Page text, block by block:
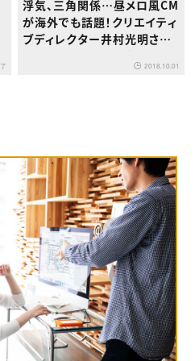
浮気、三角関係…昼メロ風CM
が海外でも話題！クリエイティ
ブディレクター井村光明さん
に聞くドラマCMバズの極意
2018.10.01